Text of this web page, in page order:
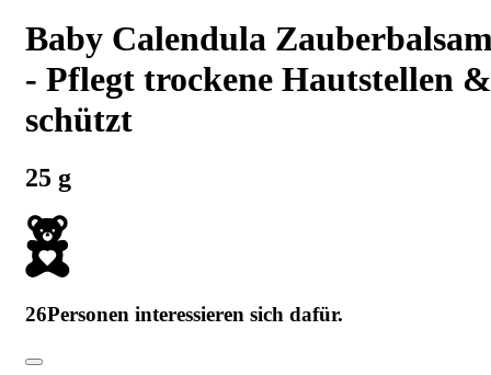
Baby Calendula
- Pflegt trockene Hautstellen &
schützt
25 g
26Personen interessieren sich dafür.